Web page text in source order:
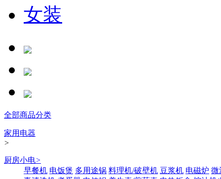
女装
全部商品分类
家用电器
>
厨房小电>
早餐机 电饭煲 多用途锅 料理机/破壁机 豆浆机 电磁炉 微